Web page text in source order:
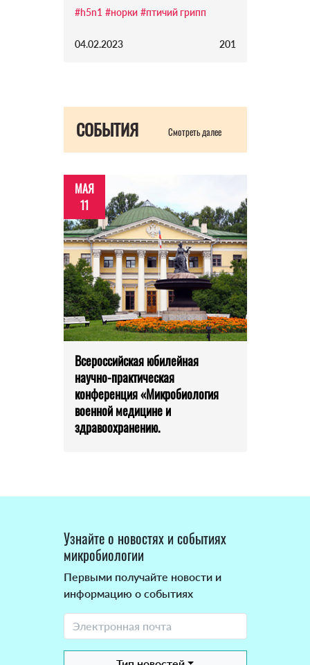
#h5n1 #норки #птичий грипп
04.02.2023 201
СОБЫТИЯ Смотреть далее
МАЯ
11
Всероссийская юбилейная
научно-практическая
конференция «Микробиология
военной медицине и
здравоохранению.
Узнайте о новостях и событиях
микробиологии
Первыми получайте новости и
информацию о событиях